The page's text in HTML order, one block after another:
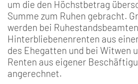
um die den Höchstbetrag
Summe zum Ruhen gebracht.
werden bei
Hinterbliebenenrenten aus
des Ehegatten und bei Witwen
Renten aus eigener
angerechnet.